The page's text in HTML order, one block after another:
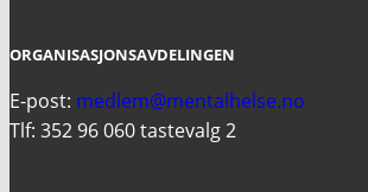
ORGANISASJONSAVDELINGEN
E-post: medlem@mentalhelse.no
Tlf: 352 96 060 tastevalg 2